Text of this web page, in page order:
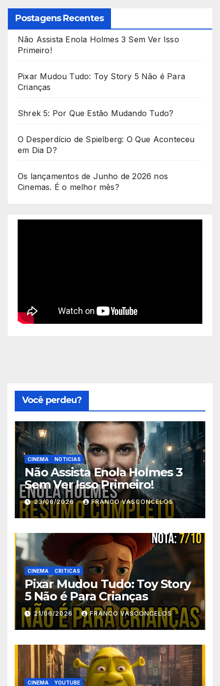
Postagens Recentes
Não Assista Enola Holmes 3 Sem Ver Isso
Primeiro!
Pixar Mudou Tudo: Toy Story 5 Não é Para
Crianças
Shrek 5: Por Que Estão Mudando Tudo?
O Desperdício de Spielberg: O Que Aconteceu
em Dia D?
Os lançamentos de Junho de 2026 nos
Cinemas. É o melhor mês?
Você perdeu?
CINEMA NOTICIAS
Não Assista Enola Holmes 3
Sem Ver Isso Primeiro!
23/06/2026 FRANCO VASCONCELOS
CINEMA CRITICAS
Pixar Mudou Tudo: Toy Story
5 Não é Para Crianças
21/06/2026 FRANCO VASCONCELOS
CINEMA YOUTUBE